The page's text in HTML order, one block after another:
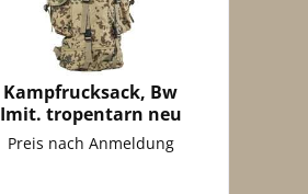
Kampfrucksack, Bw
Imit. tropentarn neu
Preis nach Anmeldung